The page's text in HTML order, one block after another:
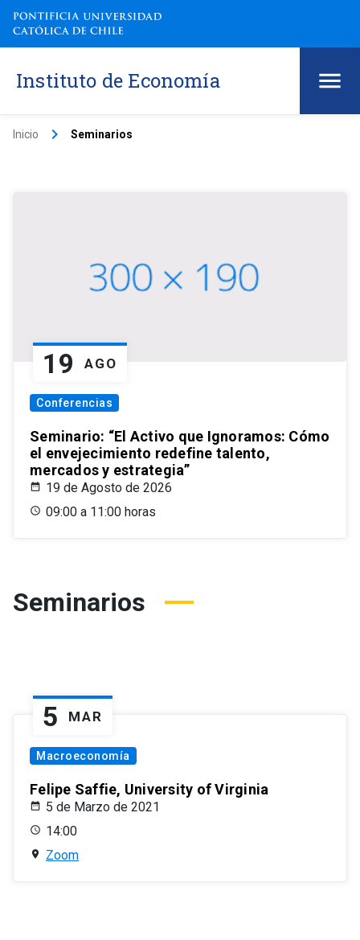
Instituto de Economía
Inicio keyboard_arrow_right Seminarios
19 AGO
Conferencias
Seminario: “El Activo que Ignoramos: Cómo
el envejecimiento redefine talento,
mercados y estrategia”
19 de Agosto de 2026
09:00 a 11:00 horas
Seminarios
5 MAR
Macroeconomía
Felipe Saffie, University of Virginia
5 de Marzo de 2021
14:00
Zoom